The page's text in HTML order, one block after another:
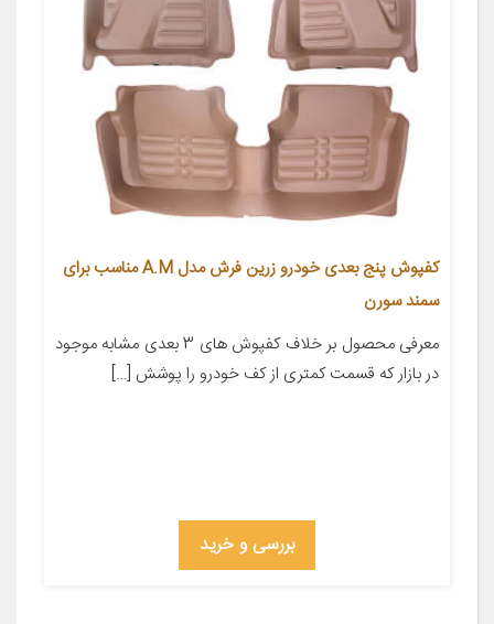
کفپوش پنج بعدی خودرو زرین فرش مدل A.M مناسب برای
سمند سورن
معرفی محصول بر خلاف کفپوش های 3 بعدی مشابه موجود
در بازار که قسمت کمتری از کف خودرو را پوشش […]
بررسی و خرید